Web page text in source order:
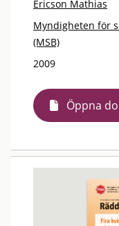
Ericson Mathias
Myndigheten för
(MSB)
2009
Öppna